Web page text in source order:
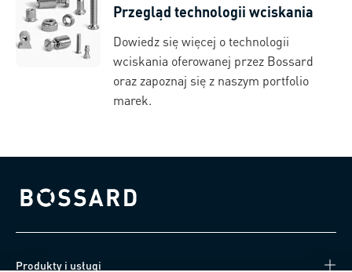
Przegląd technologii wciskania
Dowiedz się więcej o technologii
wciskania oferowanej przez Bossard
oraz zapoznaj się z naszym portfolio
marek.
Bossard homepage
Produkty i usługi